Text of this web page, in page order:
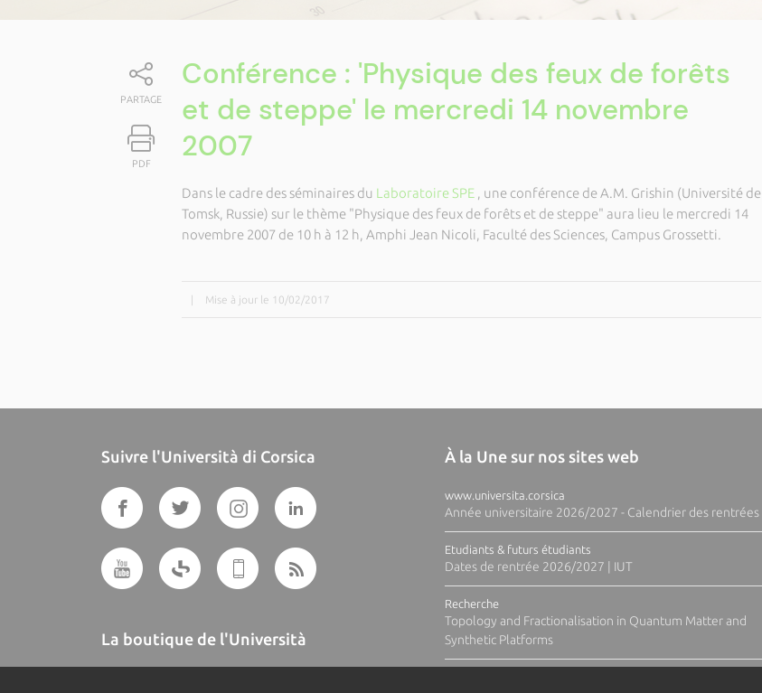
PARTAGE
PDF
Conférence : 'Physique des feux de forêts
et de steppe' le mercredi 14 novembre
2007
Dans le cadre des séminaires du Laboratoire SPE , une conférence de A.M. Grishin (Université de
Tomsk, Russie) sur le thème "Physique des feux de forêts et de steppe" aura lieu le mercredi 14
novembre 2007 de 10 h à 12 h, Amphi Jean Nicoli, Faculté des Sciences, Campus Grossetti.
Mise à jour le 10/02/2017
Suivre l'Università di Corsica
La boutique de l'Università
À la Une sur nos sites web
www.universita.corsica
Année universitaire 2026/2027 - Calendrier des rentrées
Etudiants & futurs étudiants
Dates de rentrée 2026/2027 | IUT
Recherche
Topology and Fractionalisation in Quantum Matter and
Synthetic Platforms